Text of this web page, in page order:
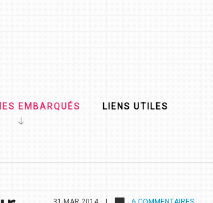
EMBARQUÉS LIENS UTILES